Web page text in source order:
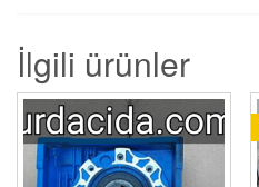
İlgili ürünler